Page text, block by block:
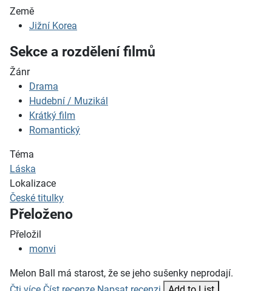
Země
Jižní Korea
Sekce a rozdělení filmů
Žánr
Drama
Hudební / Muzikál
Krátký film
Romantický
Téma
Láska
Lokalizace
České titulky
Přeloženo
Přeložil
monvi
Melon Ball má starost, že se jeho sušenky neprodají.